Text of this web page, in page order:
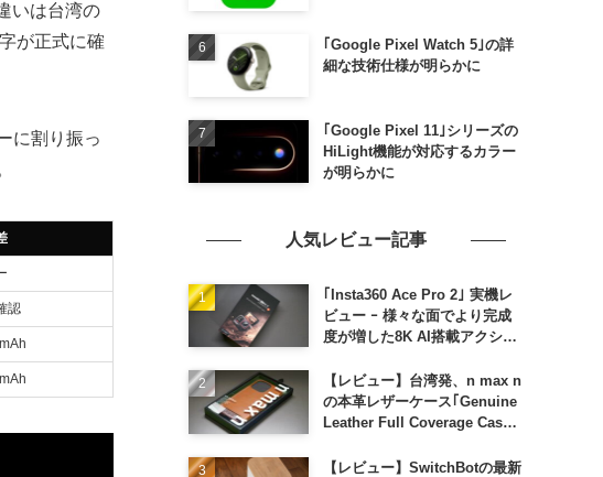
いは台湾の
が正式に確
に割り振っ
認
｢Google Pixel Watch 5｣の詳
細な技術仕様が明らかに
｢Google Pixel 11｣シリーズの
HiLight機能が対応するカラー
が明らかに
人気レビュー記事
｢Insta360 Ace Pro 2｣ 実機レ
ビュー ｰ 様々な面でより完成
度が増した8K AI搭載アクショ
【レビュー】台湾発、n max n
の本革レザーケース｢Genuine
Leather Full Coverage Case
【レビュー】SwitchBotの最新